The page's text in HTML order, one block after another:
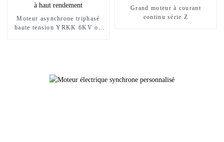
Moteur asynchrone triphasé
haute tension YRKK 6KV ou
Grand moteur à courant
continu série Z